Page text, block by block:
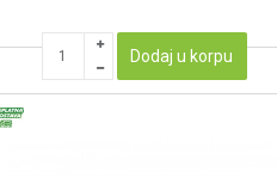
Dodaj u korpu